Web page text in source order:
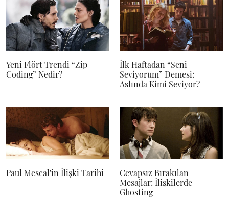
Yeni Flört Trendi “Zip
Coding” Nedir?
İlk Haftadan “Seni
Seviyorum” Demesi:
Aslında Kimi Seviyor?
Paul Mescal'in İlişki Tarihi
Cevapsız Bırakılan
Mesajlar: İlişkilerde
Ghosting